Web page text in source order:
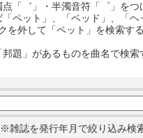
「゛」・半濁音符「゜」を
「ペット」、「ベッド」、「
を外して「ペット」を検索
題」があるものを曲名で検
※雑誌を発行年月で絞り込み検